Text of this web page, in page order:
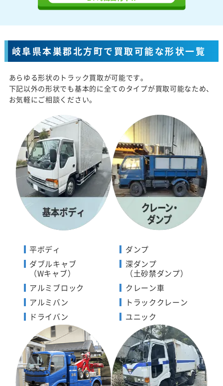
岐阜県本巣郡北方町で買取可能な形状一覧
あらゆる形状のトラック買取が可能です。
下記以外の形状でも基本的に全てのタイプが買取可能なため、
お気軽にご相談ください。
平ボディ
ダブルキャブ
（Wキャブ）
アルミブロック
アルミバン
ドライバン
ダンプ
深ダンプ
（土砂禁ダンプ）
クレーン車
トラッククレーン
ユニック